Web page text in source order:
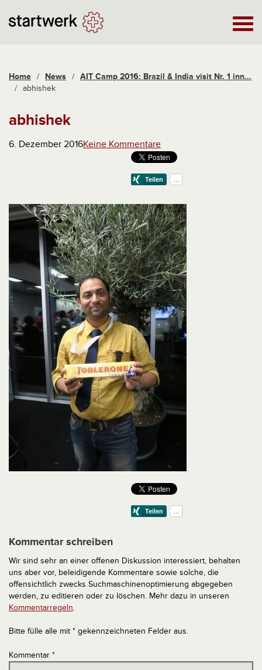
Home / News / AIT Camp 2016: Brazil & India visit Nr. 1 inn...
/ abhishek
abhishek
6. Dezember 2016Keine Kommentare
Kommentar schreiben
Wir sind sehr an einer offenen Diskussion interessiert, behalten
uns aber vor, beleidigende Kommentare sowie solche, die
offensichtlich zwecks Suchmaschinenoptimierung abgegeben
werden, zu editieren oder zu löschen. Mehr dazu in unseren
Kommentarregeln.
Bitte fülle alle mit * gekennzeichneten Felder aus.
Kommentar *